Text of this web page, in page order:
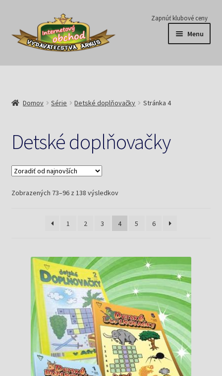
Preskočiť
navigáciu
Preskočiť
obsah
Zapnúť klubové ceny
Menu
Série
Predplatné
Pripravujeme
Pre školy
Domov Série Detské doplňovačky Stránka 4
Detské doplňovačky
Zobrazených 73–96 z 138 výsledkovZoradené
najnovších
1
2 3 4 5 6